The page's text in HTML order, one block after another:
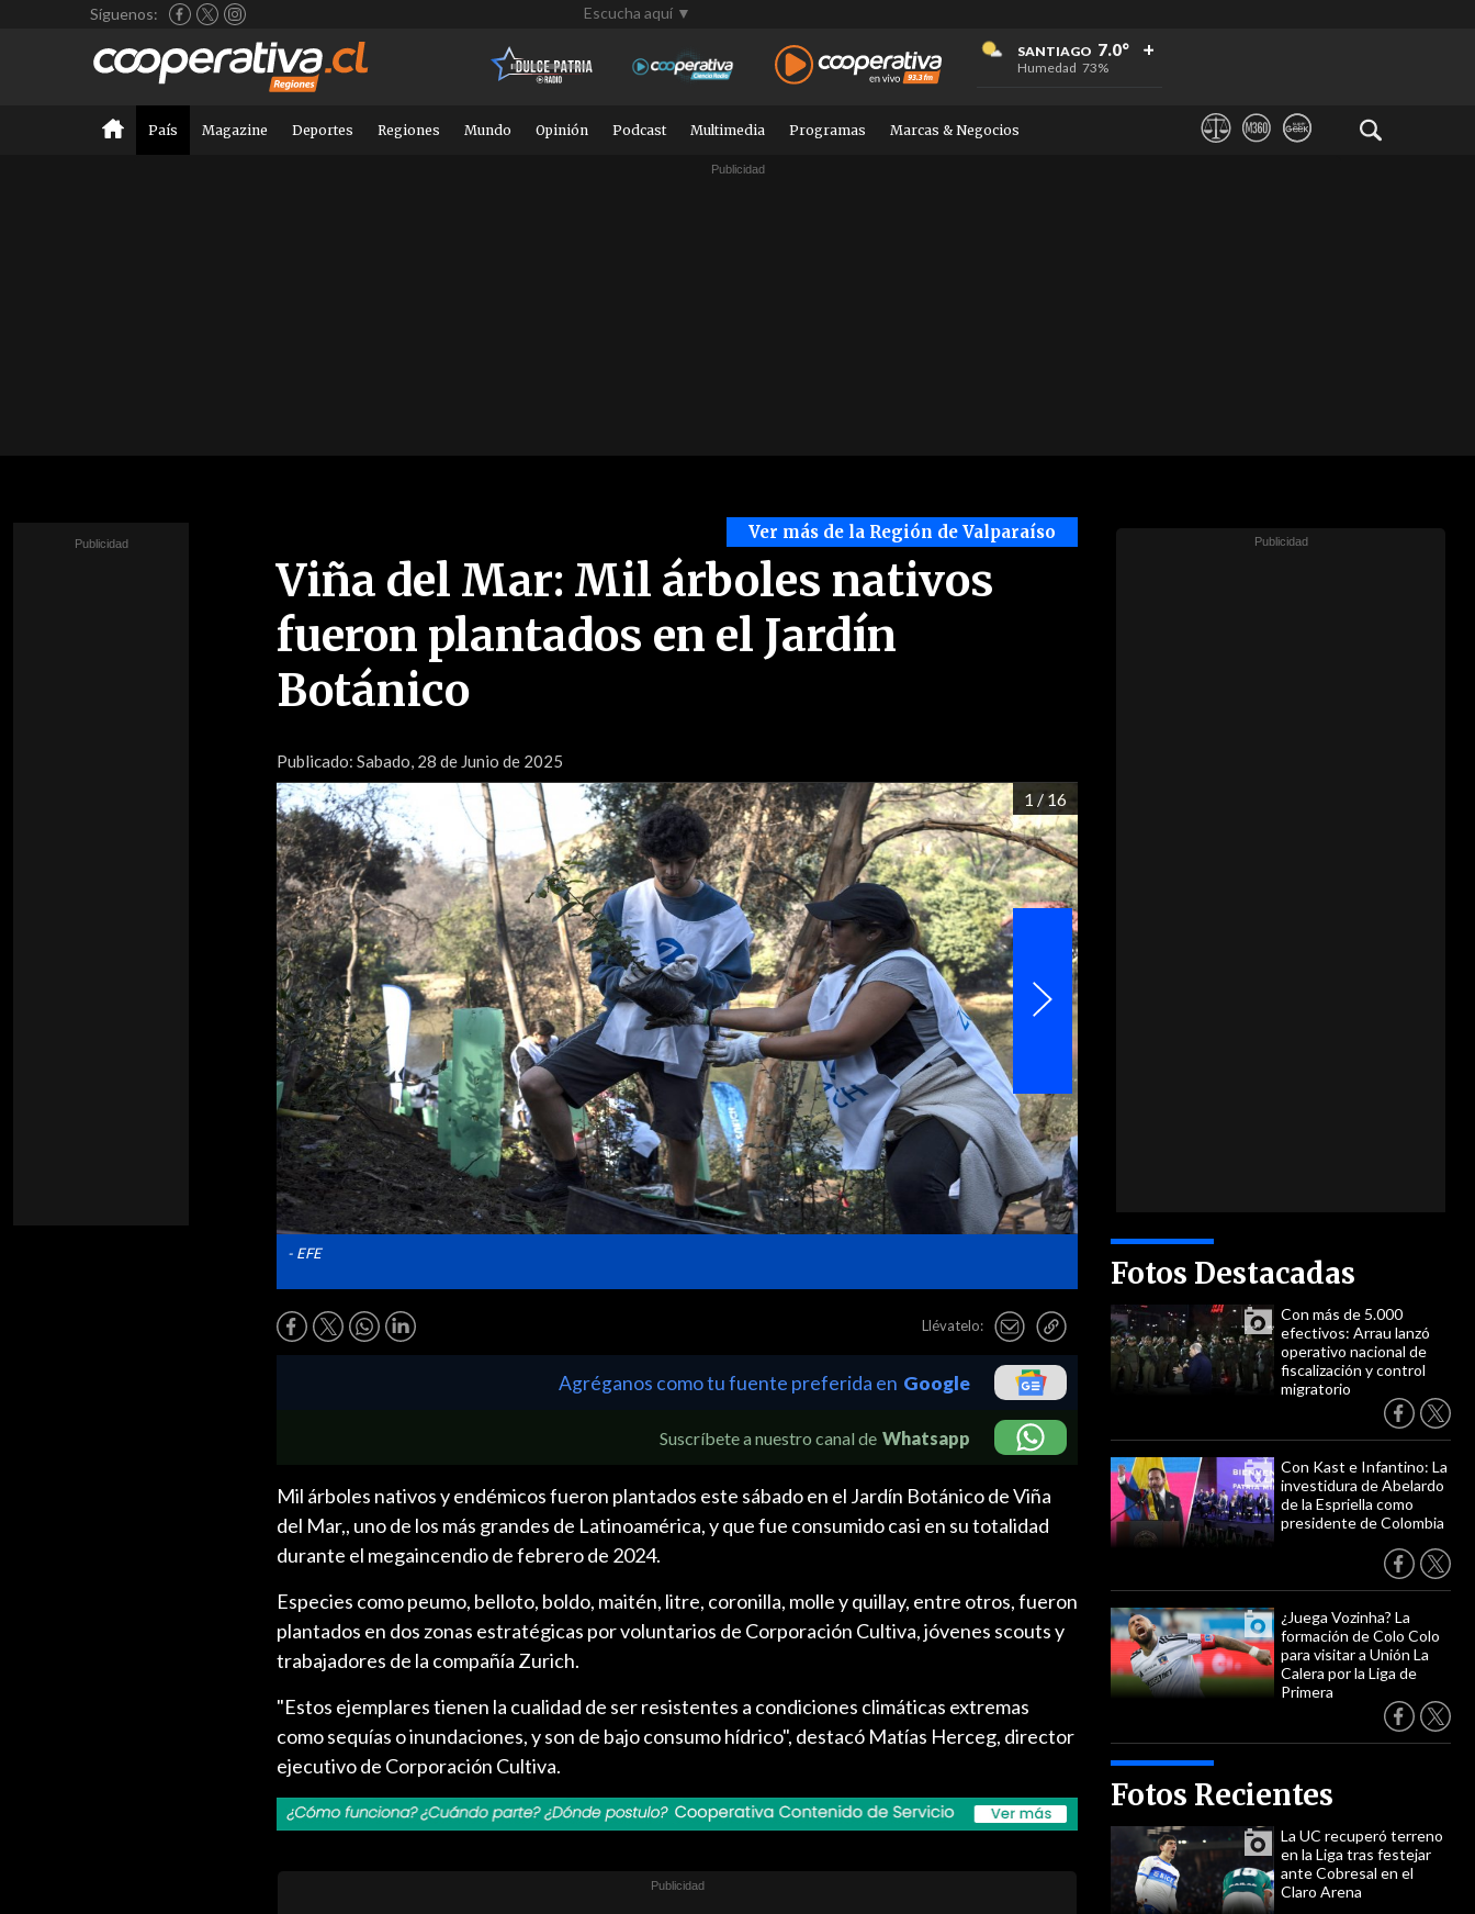
Síguenos: Escucha aquí ▼
SANTIAGO 7.0°
Humedad 73%
+
+
+
País Magazine Deportes Regiones Mundo Opinión Podcast Multimedia Programas Marcas & Negocios
Ver más de la Región de Valparaíso
Viña del Mar: Mil árboles nativos
fueron plantados en el Jardín
Botánico
Publicado: Sabado, 28 de Junio de 2025
1 / 16
- EFE
Llévatelo:
Fotos Destacadas
Con más de 5.000
efectivos: Arrau lanzó
operativo nacional de
fiscalización y control
migratorio
Con Kast e Infantino: La
investidura de Abelardo
de la Espriella como
presidente de Colombia
¿Juega Vozinha? La
formación de Colo Colo
para visitar a Unión La
Calera por la Liga de
Primera
Fotos Recientes
La UC recuperó terreno
en la Liga tras festejar
ante Cobresal en el
Claro Arena
Agréganos como tu fuente preferida en Google
Suscríbete a nuestro canal de Whatsapp
Mil árboles nativos y endémicos fueron plantados este sábado en el Jardín Botánico de Viña
del Mar,, uno de los más grandes de Latinoamérica, y que fue consumido casi en su totalidad
durante el megaincendio de febrero de 2024.
Especies como peumo, belloto, boldo, maitén, litre, coronilla, molle y quillay, entre otros, fueron
plantados en dos zonas estratégicas por voluntarios de Corporación Cultiva, jóvenes scouts y
trabajadores de la compañía Zurich.
"Estos ejemplares tienen la cualidad de ser resistentes a condiciones climáticas extremas
como sequías o inundaciones, y son de bajo consumo hídrico", destacó Matías Herceg, director
ejecutivo de Corporación Cultiva.